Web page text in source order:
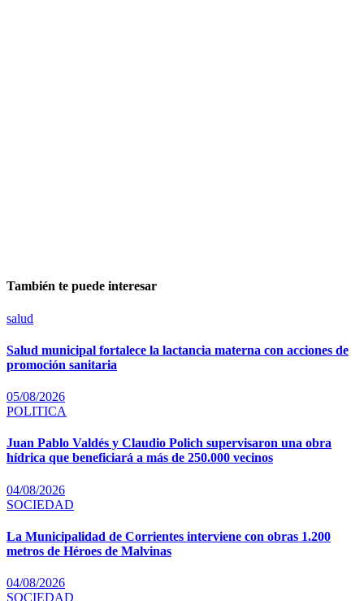
También te puede interesar
salud
Salud municipal fortalece la lactancia materna con acciones de
promoción sanitaria
05/08/2026
POLITICA
Juan Pablo Valdés y Claudio Polich supervisaron una obra
hídrica que beneficiará a más de 250.000 vecinos
04/08/2026
SOCIEDAD
La Municipalidad de Corrientes interviene con obras 1.200
metros de Héroes de Malvinas
04/08/2026
SOCIEDAD